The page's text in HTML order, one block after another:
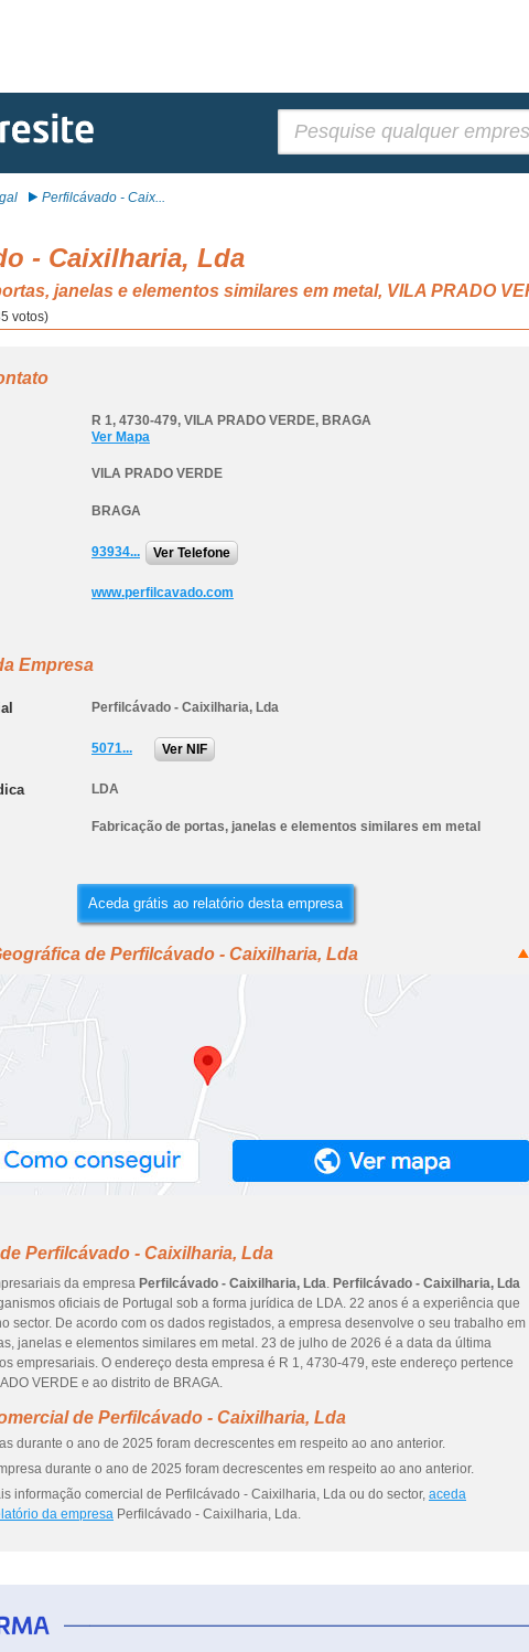
Perfilcávado - Caix...
- Caixilharia, Lda
janelas e elementos similares em metal, VILA PRADO
votos)
R 1, 4730-479, VILA PRADO VERDE, BRAGA
Ver Mapa
VILA PRADO VERDE
BRAGA
93934... Ver Telefone
www.perfilcavado.com
Empresa
Perfilcávado - Caixilharia, Lda
5071... Ver NIF
LDA
Fabricação de portas, janelas e elementos similares em metal
Aceda grátis ao relatório desta empresa
de Perfilcávado - Caixilharia, Lda
Perfilcávado - Caixilharia, Lda
da empresa Perfilcávado - Caixilharia, Lda. Perfilcávado - Caixilharia, Lda
oficiais de Portugal sob a forma jurídica de LDA. 22 anos é a experiência que
sector. De acordo com os dados registados, a empresa desenvolve o seu trabalho em
janelas e elementos similares em metal. 23 de julho de 2026 é a data da última
empresariais. O endereço desta empresa é R 1, 4730-479, este endereço pertence
VERDE e ao distrito de BRAGA.
de Perfilcávado - Caixilharia, Lda
durante o ano de 2025 foram decrescentes em respeito ao ano anterior.
durante o ano de 2025 foram decrescentes em respeito ao ano anterior.
informação comercial de Perfilcávado - Caixilharia, Lda ou do sector, aceda
da empresa Perfilcávado - Caixilharia, Lda.